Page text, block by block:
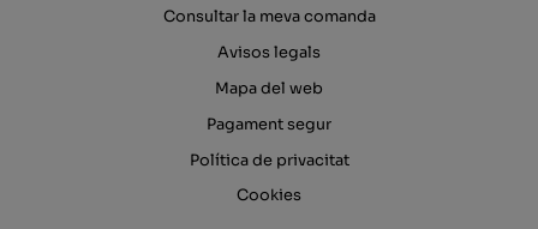
Consultar la meva comanda
Avisos legals
Mapa del web
Pagament segur
Política de privacitat
Cookies